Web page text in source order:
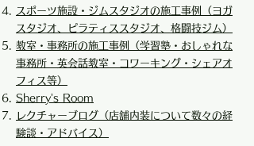
スポーツ施設・ジムスタジオの施工事例（ヨガ
スタジオ、ピラティススタジオ、格闘技ジム）
教室・事務所の施工事例（学習塾・おしゃれな
事務所・英会話教室・コワーキング・シェアオ
フィス等）
Sherry’s Room
​レクチャーブログ（店舗内装について数々の経
験談・アドバイス）